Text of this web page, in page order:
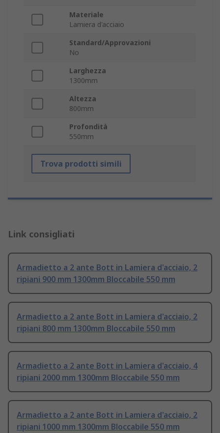
Materiale
Lamiera d'acciaio
Standard/Approvazioni
No
Larghezza
1300mm
Altezza
800mm
Profondità
550mm
Trova prodotti simili
Link consigliati
Armadietto a 2 ante Bott in Lamiera d'acciaio, 2
ripiani 900 mm 1300mm Bloccabile 550 mm
Armadietto a 2 ante Bott in Lamiera d'acciaio, 2
ripiani 800 mm 1300mm Bloccabile 550 mm
Armadietto a 2 ante Bott in Lamiera d'acciaio, 4
ripiani 2000 mm 1300mm Bloccabile 550 mm
Armadietto a 2 ante Bott in Lamiera d'acciaio, 2
ripiani 1000 mm 1300mm Bloccabile 550 mm